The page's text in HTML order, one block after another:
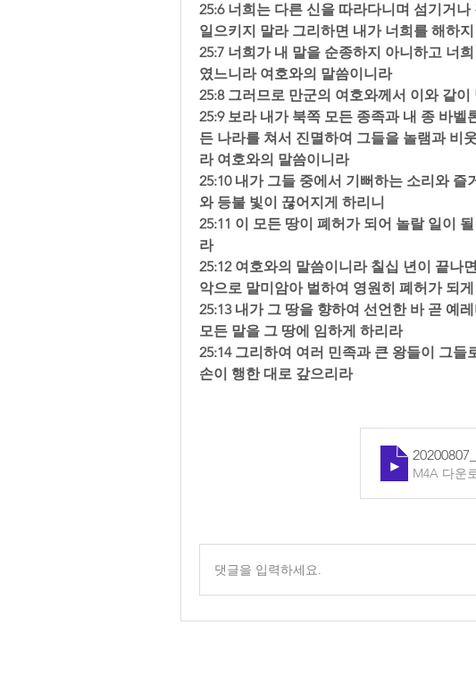
25:6 너희는 다른 신을 따라다니며 섬기거
일으키지 말라 그리하면 내가 너희를 해하
25:7 너희가 내 말을 순종하지 아니하고 너
였느니라 여호와의 말씀이니라
25:8 그러므로 만군의 여호와께서 이와 같
25:9 보라 내가 북쪽 모든 종족과 내 종 바
든 나라를 쳐서 진멸하여 그들을 놀램과 비
라 여호와의 말씀이니라
25:10 내가 그들 중에서 기뻐하는 소리와
와 등불 빛이 끊어지게 하리니
25:11 이 모든 땅이 폐허가 되어 놀랄 일이
라
25:12 여호와의 말씀이니라 칠십 년이 끝나
악으로 말미암아 벌하여 영원히 폐허가 되
25:13 내가 그 땅을 향하여 선언한 바 곧 예
모든 말을 그 땅에 임하게 하리라
25:14 그리하여 여러 민족과 큰 왕들이 그
손이 행한 대로 갚으리라
M4A 다운
댓글을 입력하세요.